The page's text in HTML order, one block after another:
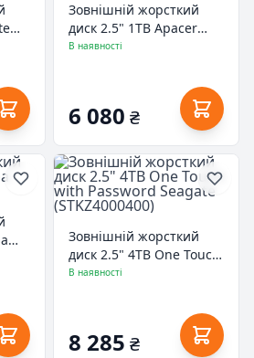
Зовнішній жорсткий
диск 2.5" 1TB Apacer
(AP1TBAC237B-1)
В наявності
6 080 ₴
Зовнішній жорсткий
диск 2.5" 4TB One Touch
with Password Seagate
В наявності
8 285 ₴